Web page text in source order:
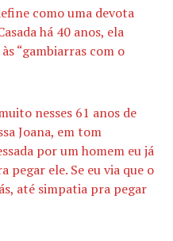
como uma devota
há 40 anos, ela
“gambiarras com o
nesses 61 anos de
Joana, em tom
por um homem eu já
pegar ele. Se eu via que o
até simpatia pra pegar